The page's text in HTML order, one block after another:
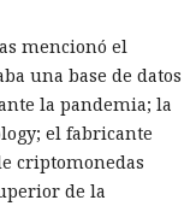
mencionó el
una base de datos
la pandemia; la
el fabricante
criptomonedas
de la